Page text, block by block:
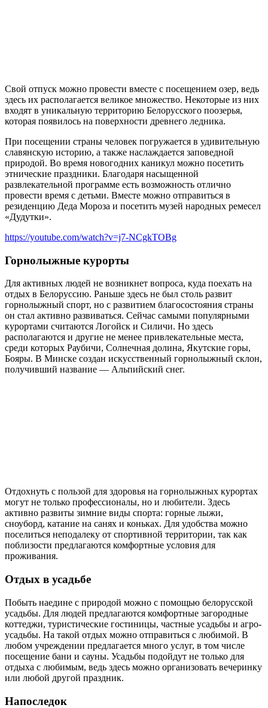
Свой отпуск можно провести вместе с посещением озер, ведь
здесь их располагается великое множество. Некоторые из них
входят в уникальную территорию Белорусского поозерья,
которая появилось на поверхности древнего ледника.
При посещении страны человек погружается в удивительную
славянскую историю, а также наслаждается заповедной
природой. Во время новогодних каникул можно посетить
этнические праздники. Благодаря насыщенной
развлекательной программе есть возможность отлично
провести время с детьми. Вместе можно отправиться в
резиденцию Деда Мороза и посетить музей народных ремесел
«Дудутки».
https://youtube.com/watch?v=j7-NCgkTOBg
Горнолыжные курорты
Для активных людей не возникнет вопроса, куда поехать на
отдых в Белоруссию. Раньше здесь не был столь развит
горнолыжный спорт, но с развитием благосостояния страны
он стал активно развиваться. Сейчас самыми популярными
курортами считаются Логойск и Силичи. Но здесь
располагаются и другие не менее привлекательные места,
среди которых Раубичи, Солнечная долина, Якутские горы,
Бояры. В Минске создан искусственный горнолыжный склон,
получивший название — Альпийский снег.
Отдохнуть с пользой для здоровья на горнолыжных курортах
могут не только профессионалы, но и любители. Здесь
активно развиты зимние виды спорта: горные лыжи,
сноуборд, катание на санях и коньках. Для удобства можно
поселиться неподалеку от спортивной территории, так как
поблизости предлагаются комфортные условия для
проживания.
Отдых в усадьбе
Побыть наедине с природой можно с помощью белорусской
усадьбы. Для людей предлагаются комфортные загородные
коттеджи, туристические гостиницы, частные усадьбы и агро-
усадьбы. На такой отдых можно отправиться с любимой. В
любом учреждении предлагается много услуг, в том числе
посещение бани и сауны. Усадьбы подойдут не только для
отдыха с любимым, ведь здесь можно организовать вечеринку
или любой другой праздник.
Напоследок